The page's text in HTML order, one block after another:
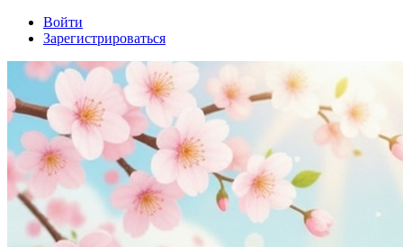
Войти
Зарегистрироваться